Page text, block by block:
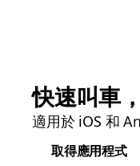
快速叫車
適用於 iOS 和
取得應用程式